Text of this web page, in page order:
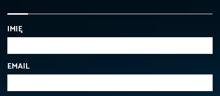
IMIĘ
EMAIL